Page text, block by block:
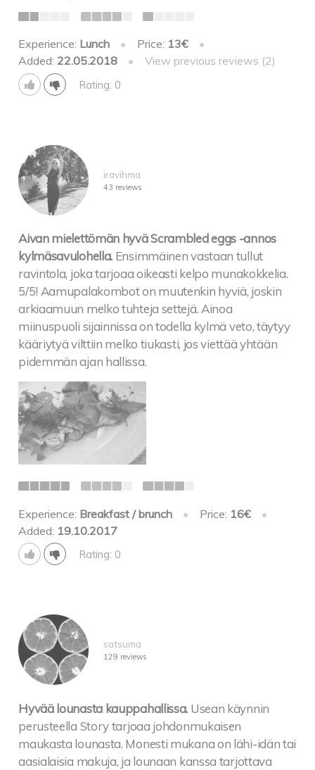
Experience: Lunch • Price: 13€
•
Added: 22.05.2018 • View previous reviews (2)
Rating: 0
iravihma
43 reviews
Aivan mielettömän hyvä Scrambled eggs -annos
kylmäsavulohella. Ensimmäinen vastaan tullut
ravintola, joka tarjoaa oikeasti kelpo munakokkelia.
5/5! Aamupalakombot on muutenkin hyviä, joskin
arkiaamuun melko tuhteja settejä. Ainoa
miinuspuoli sijainnissa on todella kylmä veto, täytyy
kääriytyä vilttiin melko tiukasti, jos viettää yhtään
pidemmän ajan hallissa.
Experience: Breakfast / brunch • Price: 16€
•
Added: 19.10.2017
Rating: 0
satsuma
129 reviews
Hyvää lounasta kauppahallissa. Usean käynnin
perusteella Story tarjoaa johdonmukaisen
maukasta lounasta. Monesti mukana on lähi-idän tai
aasialaisia makuja, ja lounaan kanssa tarjottava